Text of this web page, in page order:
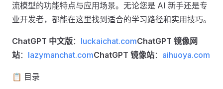
流模型的功能特点与应用场景。无论您是 AI 新手还是专
业开发者，都能在这里找到适合的学习路径和实用技巧。
ChatGPT 中文版： luckaichat.comChatGPT 镜像网
站： lazymanchat.comChatGPT 镜像站： aihuoya.com
📋 目录